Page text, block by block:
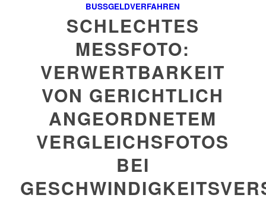
BUSSGELDVERFAHREN
SCHLECHTES
MESSFOTO:
VERWERTBARKEIT
VON GERICHTLICH
ANGEORDNETEM
VERGLEICHSFOTOS
BEI